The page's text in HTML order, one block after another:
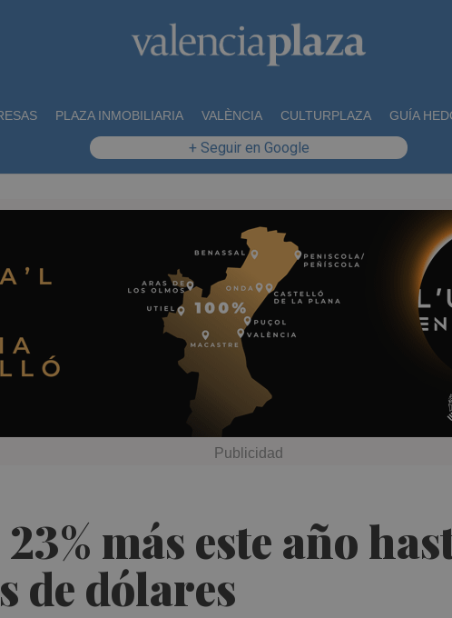
PLAZA INMOBILIARIA VALÈNCIA CULTURPLAZA GUÍA
+ Seguir en Google
más este año
de dólares